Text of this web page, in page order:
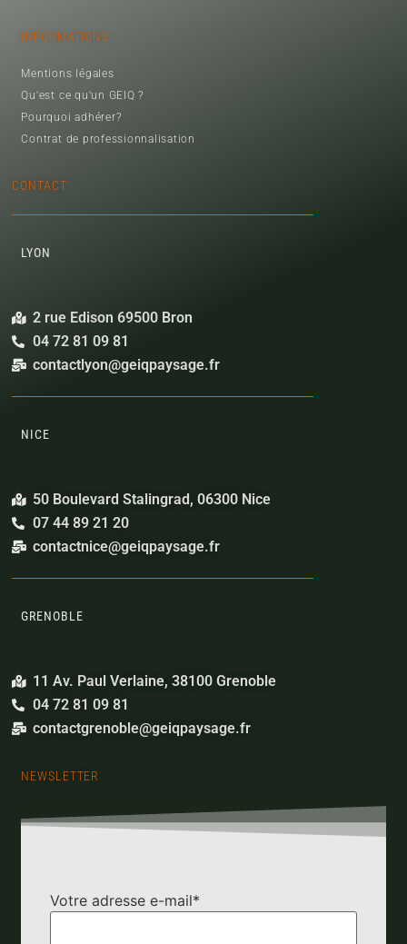
INFORMATIONS
Mentions légales
Qu'est ce qu'un GEIQ ?
Pourquoi adhérer?
Contrat de professionnalisation
CONTACT
LYON
2 rue Edison 69500 Bron
04 72 81 09 81
contactlyon@geiqpaysage.fr
NICE
50 Boulevard Stalingrad, 06300 Nice
07 44 89 21 20
contactnice@geiqpaysage.fr
GRENOBLE
11 Av. Paul Verlaine, 38100 Grenoble
04 72 81 09 81​
contactgrenoble@geiqpaysage.fr
NEWSLETTER
Votre adresse e-mail*